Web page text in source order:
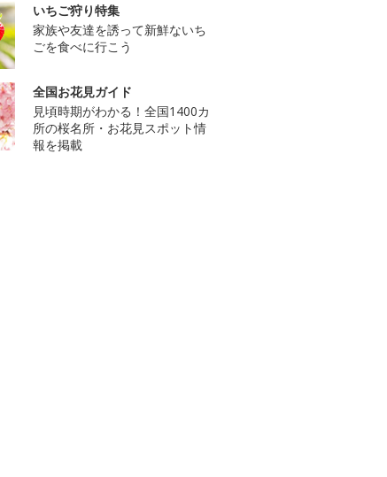
いちご狩り特集
家族や友達を誘って新鮮ないち
ごを食べに行こう
全国お花見ガイド
見頃時期がわかる！全国1400カ
所の桜名所・お花見スポット情
報を掲載